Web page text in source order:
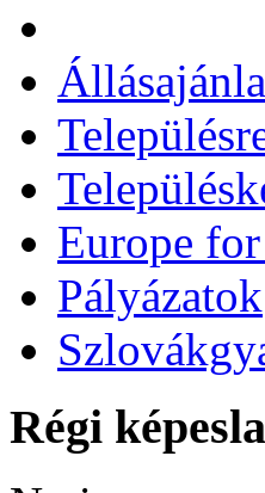
Europe
Pályázatok
Régi